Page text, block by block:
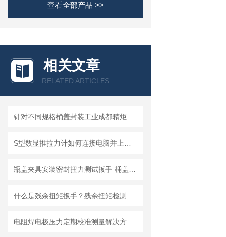
查看全部产品 >>
相关文章
RELATED ARTICLES